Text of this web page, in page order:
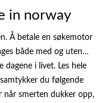
in norway
Å betale en søkemotor
både med og uten…
dagene i livet. Les hele
du følgende
når smerten dukker opp,